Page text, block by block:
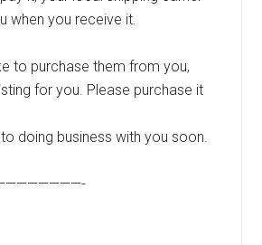
when you receive it.
to purchase them from you,
for you. Please purchase it
doing business with you soon.